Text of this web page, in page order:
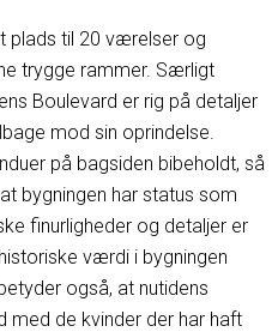
plads til 20 værelser og
trygge rammer. Særligt
Boulevard er rig på detaljer
mod sin oprindelse.
på bagsiden bibeholdt, så
bygningen har status som
finurligheder og detaljer er
værdi i bygningen
også, at nutidens
med de kvinder der har haft